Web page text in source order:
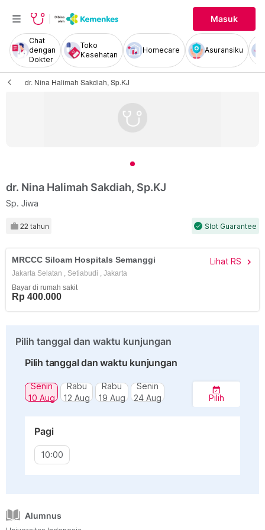
Masuk
Chat
dengan
Dokter
Toko
Kesehatan
Homecare Asuransiku
dr. Nina Halimah Sakdiah, Sp.KJ
dr. Nina Halimah Sakdiah, Sp.KJ
Sp. Jiwa
22 tahun check Slot Guarantee
MRCCC Siloam Hospitals Semanggi Lihat RS chevron_right
Jakarta Selatan , Setiabudi , Jakarta
Bayar di rumah sakit
Rp 400.000
Pilih tanggal dan waktu kunjungan
Pilih tanggal dan waktu kunjungan
Senin
10 Aug
Rabu
12 Aug
Rabu
19 Aug
Senin
24 Aug
Pilih
Pagi
10:00
Alumnus